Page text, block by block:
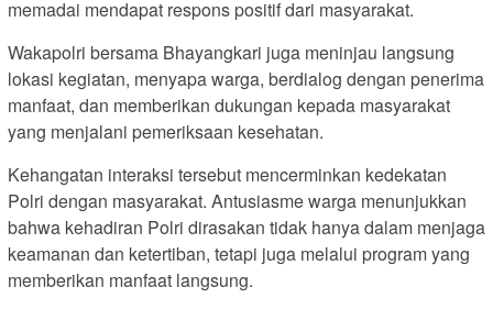
memadai mendapat respons positif dari masyarakat.
Wakapolri bersama Bhayangkari juga meninjau langsung
lokasi kegiatan, menyapa warga, berdialog dengan penerima
manfaat, dan memberikan dukungan kepada masyarakat
yang menjalani pemeriksaan kesehatan.
Kehangatan interaksi tersebut mencerminkan kedekatan
Polri dengan masyarakat. Antusiasme warga menunjukkan
bahwa kehadiran Polri dirasakan tidak hanya dalam menjaga
keamanan dan ketertiban, tetapi juga melalui program yang
memberikan manfaat langsung.